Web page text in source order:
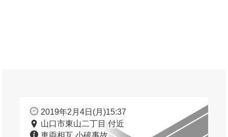
2019年2月4日(月)15:37
山口市東山二丁目 付近
車両相互 小破事故